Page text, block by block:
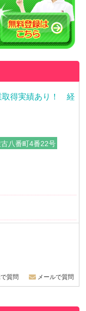
取得実績あり！ 経
八番町4番22号
質問 メールで質問